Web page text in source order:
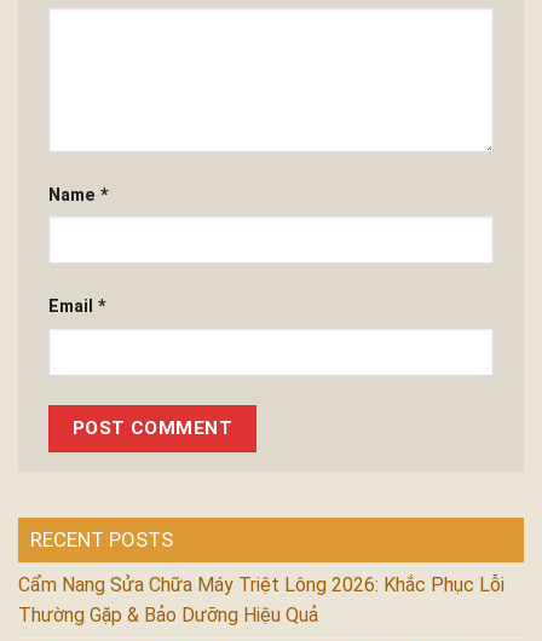
Name *
Email *
RECENT POSTS
Cẩm Nang Sửa Chữa Máy Triệt Lông 2026: Khắc Phục Lỗi
Thường Gặp & Bảo Dưỡng Hiệu Quả